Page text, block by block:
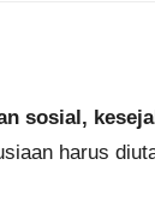
sosial,
harus